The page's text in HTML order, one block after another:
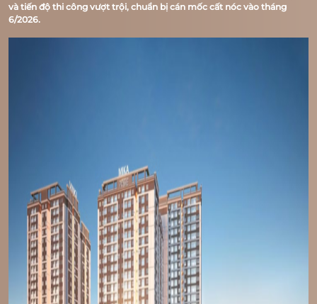
và tiến độ thi công vượt trội, chuẩn bị cán mốc cất nóc vào tháng
6/2026.